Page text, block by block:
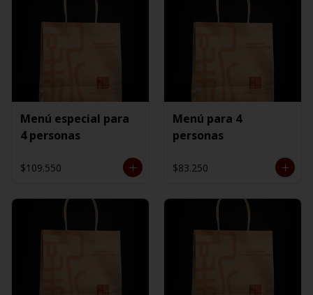
Menú especial para
4 personas
$109.550
Menú para 4
personas
$83.250